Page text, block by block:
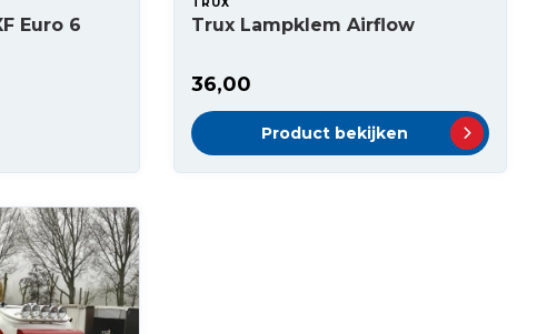
Euro 6 Trux Lampklem Airflow
36,00
Product bekijken